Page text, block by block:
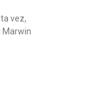
vez,
Marwin